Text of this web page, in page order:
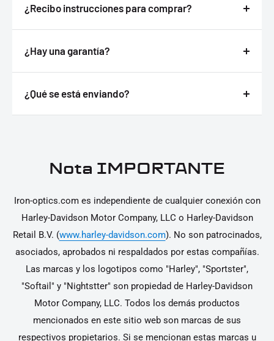
¿Recibo instrucciones para comprar?
Respuesta
¿Hay una garantía?
Respuesta
¿Qué se está enviando?
Respuesta
Nota IMPORTANTE
Iron-optics.com es independiente de cualquier conexión con
Harley-Davidson Motor Company, LLC o Harley-Davidson
Retail B.V. (www.harley-davidson.com). No son patrocinados,
asociados, aprobados ni respaldados por estas compañías.
Las marcas y los logotipos como "Harley", "Sportster",
"Softail" y "Nightstter" son propiedad de Harley-Davidson
Motor Company, LLC. Todos los demás productos
mencionados en este sitio web son marcas de sus
respectivos propietarios. Si se mencionan estas marcas u